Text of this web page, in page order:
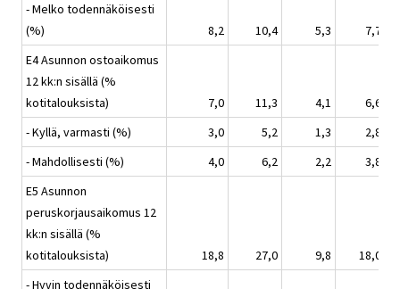
- Melko todennäköisesti
(%)
8,2 10,4 5,3
7,7
E4 Asunnon ostoaikomus
12 kk:n sisällä (%
kotitalouksista)
7,0 11,3 4,1
6,6
- Kyllä, varmasti (%)
3,0 5,2 1,3
2,8
- Mahdollisesti (%)
4,0 6,2 2,2
3,8
E5 Asunnon
peruskorjausaikomus 12
kk:n sisällä (%
kotitalouksista)
18,8 27,0 9,8
18,0
- Hyvin todennäköisesti